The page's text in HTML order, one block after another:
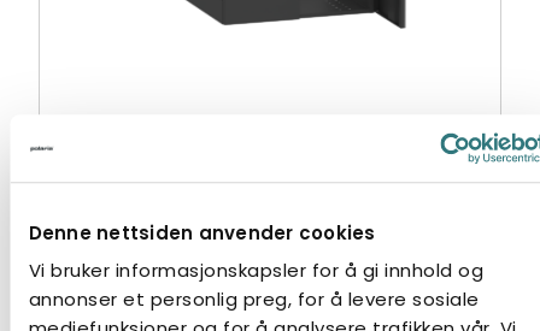
Denne nettsiden anvender cookies
Vi bruker informasjonskapsler for å gi innhold og
annonser et personlig preg, for å levere sosiale
SERVANTSKAP STILA 500 GRÅ
Vaskeservantskap